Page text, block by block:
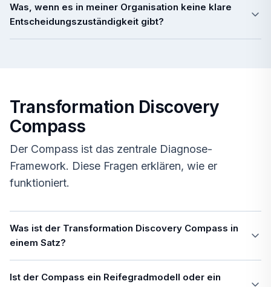
Was, wenn es in meiner Organisation keine klare
Entscheidungszuständigkeit gibt?
Transformation Discovery
Compass
Der Compass ist das zentrale Diagnose-
Framework. Diese Fragen erklären, wie er
funktioniert.
Was ist der Transformation Discovery Compass in
einem Satz?
Ist der Compass ein Reifegradmodell oder ein